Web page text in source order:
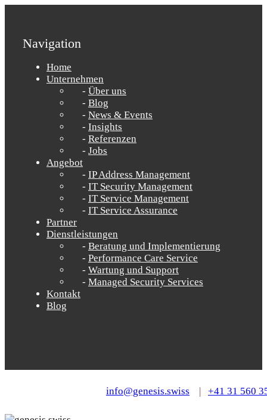
Navigation
Home
Unternehmen
Über uns
Blog
News & Events
Insights
Referenzen
Jobs
Angebot
IP Address Management
IT Security Management
IT Service Management
IT Service Assurance
Partner
Dienstleistungen
Beratung und Implementierung
Performance Care Service
Wartung und Support
Managed Security Services
Kontakt
Blog
info@genesis.swiss | +41 31 560